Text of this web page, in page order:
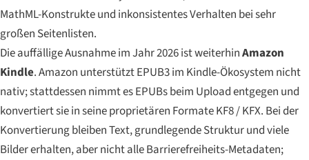
MathML-Konstrukte und inkonsistentes Verhalten bei sehr
großen Seitenlisten.
Die auffällige Ausnahme im Jahr 2026 ist weiterhinAmazon
Kindle. Amazon unterstützt EPUB3 im Kindle-Ökosystem nicht
nativ; stattdessen nimmt es EPUBs beim Upload entgegen und
konvertiert sie in seine proprietären Formate KF8 / KFX. Bei der
Konvertierung bleiben Text, grundlegende Struktur und viele
Bilder erhalten, aber nicht alle Barrierefreiheits-Metadaten;